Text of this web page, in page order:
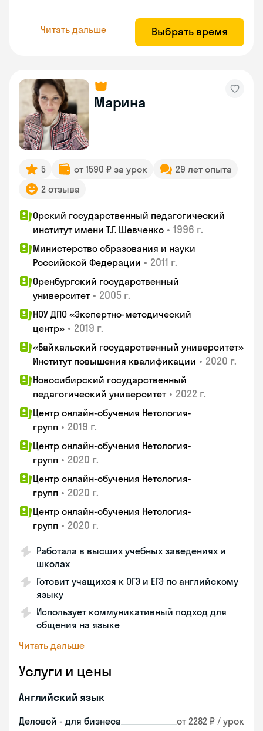
Читать дальше Выбрать время
Марина
5 от 1590 ₽ за урок
29 лет опыта
2 отзыва
Орский государственный педагогический
институт имени Т.Г. Шевченко • 1996 г.
Министерство образования и науки
Российской Федерации • 2011 г.
Оренбургский государственный
университет • 2005 г.
НОУ ДПО «Экспертно-методический
центр» • 2019 г.
«Байкальский государственный университет»
Институт повышения квалификации • 2020 г.
Новосибирский государственный
педагогический университет • 2022 г.
Центр онлайн-обучения Нетология-
групп • 2019 г.
Центр онлайн-обучения Нетология-
групп • 2020 г.
Центр онлайн-обучения Нетология-
групп • 2020 г.
Центр онлайн-обучения Нетология-
групп • 2020 г.
Работала в высших учебных заведениях и
школах
Готовит учащихся к ОГЭ и ЕГЭ по английскому
языку
Использует коммуникативный подход для
общения на языке
Читать дальше
Услуги и цены
Английский язык
Деловой - для бизнеса от 2282 ₽ / урок